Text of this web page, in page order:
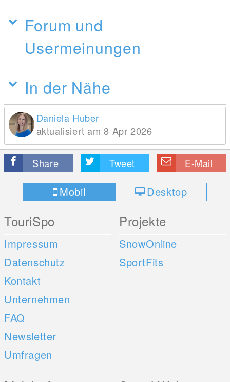
Forum und
Usermeinungen
In der Nähe
Daniela Huber
aktualisiert am 8 Apr 2026
Share Tweet E-Mail
Mobil Desktop
TouriSpo
Impressum
Datenschutz
Kontakt
Unternehmen
FAQ
Newsletter
Umfragen
Projekte
SnowOnline
SportFits